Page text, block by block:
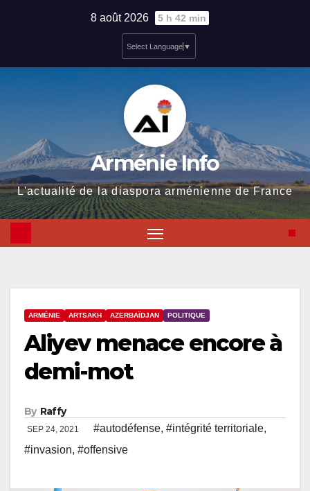
8 août 2026 5 h 42 min
Select Language ▼
Arménie Info
L'actualité de la diaspora arménienne de France
ARMÉNIE ARTSAKH AZERBAÏDJAN POLITIQUE
Aliyev menace encore à
demi-mot
By Raffy
SEP 24, 2021 #autodéfense, #intégrité territoriale,
#invasion, #offensive